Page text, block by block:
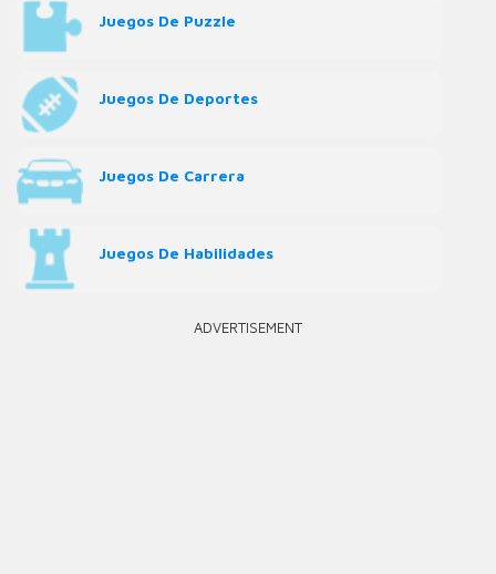
Juegos De Puzzle
Juegos De Deportes
Juegos De Carrera
Juegos De Habilidades
ADVERTISEMENT